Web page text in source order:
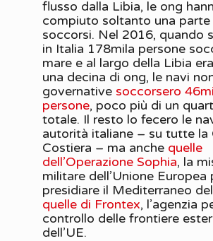
flusso dalla Libia, le ong
compiuto soltanto una parte
soccorsi. Nel 2016, quando
in Italia 178mila persone
mare e al largo della Libia
una decina di ong, le navi
governative soccorsero
persone, poco più di un
totale. Il resto lo fecero le
autorità italiane – su tutte la
Costiera – ma anche quelle
dell’Operazione Sophia, la
militare dell’Unione Europea
presidiare il Mediterraneo
quelle di Frontex, l’agenzia
controllo delle frontiere
dell’UE.